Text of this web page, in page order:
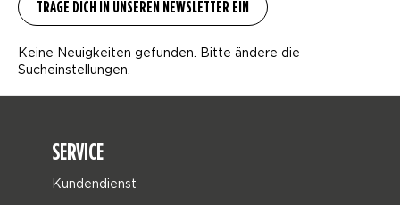
Keine Neuigkeiten gefunden. Bitte ändere die
Sucheinstellungen.
SERVICE
Kundendienst